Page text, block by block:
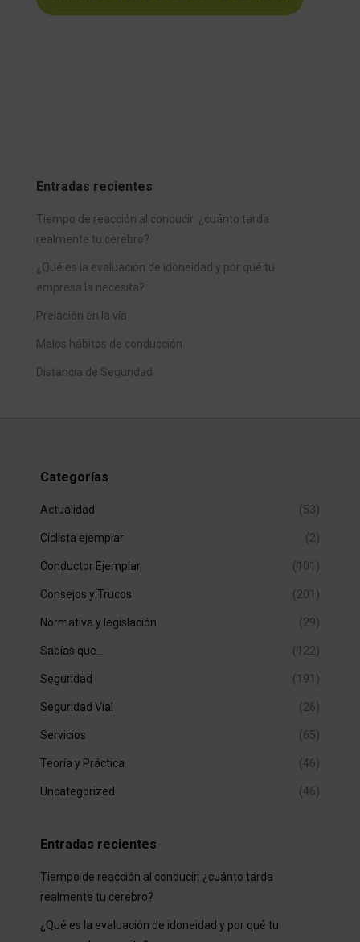
Entradas recientes
Tiempo de reacción al conducir: ¿cuánto tarda
realmente tu cerebro?
¿Qué es la evaluación de idoneidad y por qué tu
empresa la necesita?
Prelación en la vía
Malos hábitos de conducción
Distancia de Seguridad
Categorías
Actualidad (53)
Ciclista ejemplar (2)
Conductor Ejemplar (101)
Consejos y Trucos (201)
Normativa y legislación (29)
Sabías que… (122)
Seguridad (191)
Seguridad Vial (26)
Servicios (65)
Teoría y Práctica (46)
Uncategorized (46)
Entradas recientes
Tiempo de reacción al conducir: ¿cuánto tarda
realmente tu cerebro?
¿Qué es la evaluación de idoneidad y por qué tu